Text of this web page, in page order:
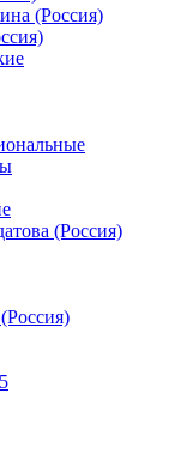
(Россия)
(Россия)